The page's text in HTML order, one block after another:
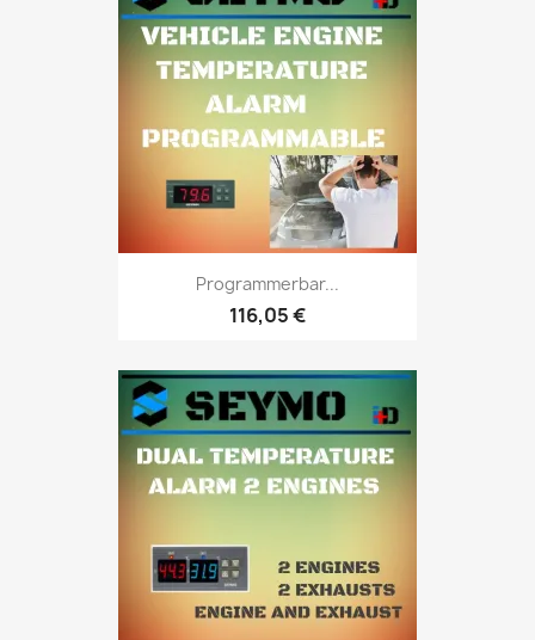
Programmerbar...
116,05 €